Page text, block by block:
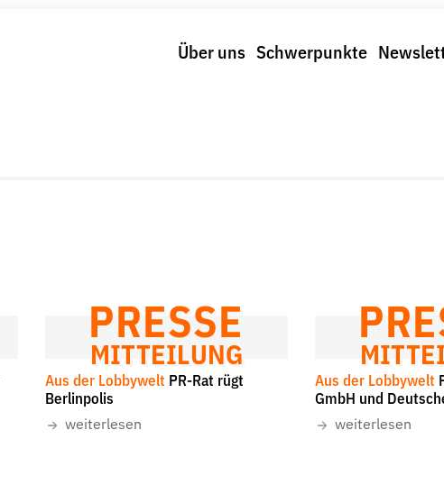
Über uns Schwerpunkte
PRESSE
MITTEILUNG
Aus der Lobbywelt PR-Rat rügt
Berlinpolis
weiterlesen
Aus der Lobbywelt
GmbH und
weiterlesen